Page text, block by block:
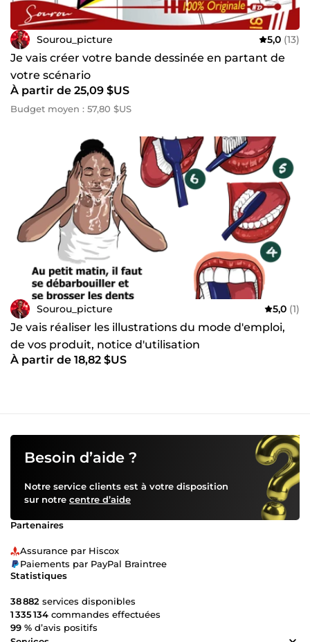
Sourou_picture 5,0 (13)
Je vais créer votre bande dessinée en partant de
votre scénario
À partir de 25,09 $US
Budget moyen : 57,80 $US
Sourou_picture 5,0 (1)
Je vais réaliser les illustrations du mode d'emploi,
de vos produit, notice d'utilisation
À partir de 18,82 $US
Besoin d’aide ?
Notre service clients est à votre disposition
sur notre centre d’aide
Partenaires
Assurance par Hiscox
Paiements par PayPal Braintree
Statistiques
38 882 services disponibles
1 335 134 commandes effectuées
99 % d’avis positifs